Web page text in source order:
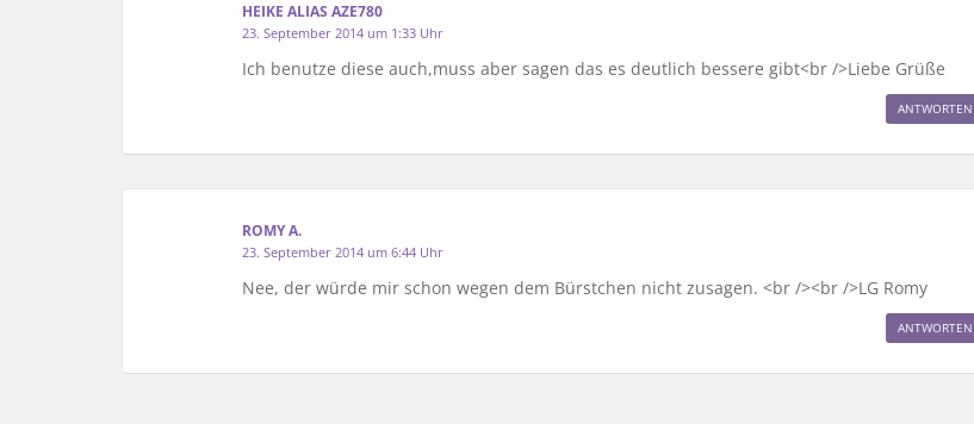
HEIKE ALIAS AZE780
23. September 2014 um 1:33 Uhr
Ich benutze diese auch,muss aber sagen das es deutlich bessere gibt<br />Liebe Grüße
ANTWORTEN
ROMY A.
23. September 2014 um 6:44 Uhr
Nee, der würde mir schon wegen dem Bürstchen nicht zusagen. <br /><br />LG Romy
ANTWORTEN